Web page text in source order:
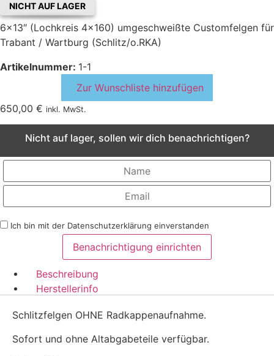
NICHT AUF LAGER
6×13″ (Lochkreis 4×160) umgeschweißte Customfelgen für
Trabant / Wartburg (Schlitz/o.RKA)
Artikelnummer: 1-1
Zur Wunschliste hinzufügen
650,00 € inkl. MwSt.
Nicht auf lager, sollen wir dich benachrichtigen?
Ich bin mit der Datenschutzerklärung einverstanden
Beschreibung
Herstellerinfo
Schlitzfelgen OHNE Radkappenaufnahme.
Sofort und ohne Altabgabeteile verfügbar.